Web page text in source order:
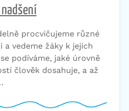
procvičujeme různé
a vedeme žáky k jejich
podíváme, jaké úrovně
člověk dosahuje, a až